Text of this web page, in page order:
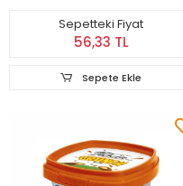
Sepetteki Fiyat
56,33 TL
Sepete Ekle